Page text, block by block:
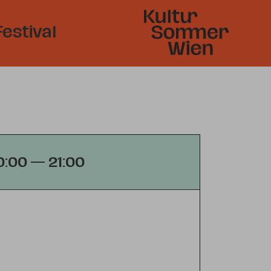
— 21:00